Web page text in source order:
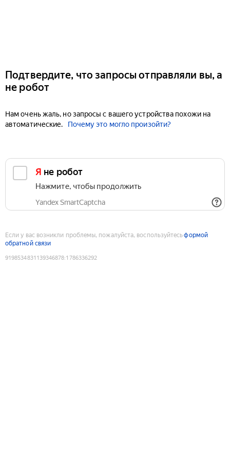
Подтвердите, что запросы отправляли вы, а
не робот
Нам очень жаль, но запросы с вашего устройства похожи на
автоматические.
Почему это могло произойти?
Я не робот
Нажмите, чтобы продолжить
Yandex SmartCaptcha
Если у вас возникли проблемы, пожалуйста, воспользуйтесьформой
обратной связи
9198534831139346878:1786336292